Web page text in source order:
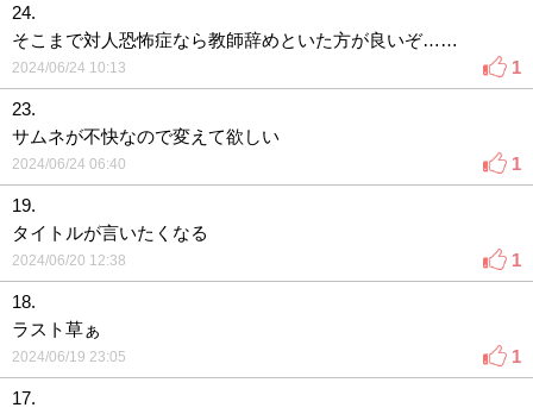
24.
そこまで対人恐怖症なら教師辞めといた方が良いぞ……
2024/06/24 10:13 1
23.
サムネが不快なので変えて欲しい
2024/06/24 06:40 1
19.
タイトルが言いたくなる
2024/06/20 12:38 1
18.
ラスト草ぁ
2024/06/19 23:05 1
17.